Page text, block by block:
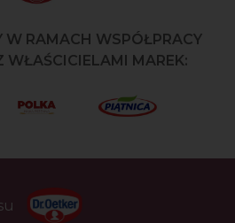
W RAMACH WSPÓŁPRACY
WŁAŚCICIELAMI MAREK: